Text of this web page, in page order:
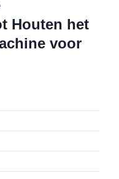
Houten het
voor